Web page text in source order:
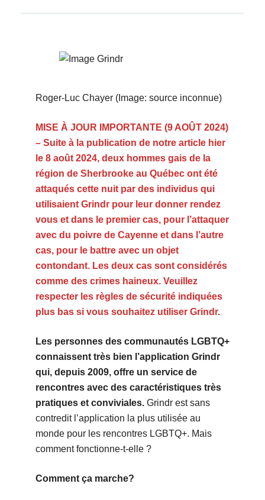
Roger-Luc Chayer (Image: source inconnue)
MISE À JOUR IMPORTANTE (9 AOÛT 2024)
– Suite à la publication de notre article hier
le 8 août 2024, deux hommes gais de la
région de Sherbrooke au Québec ont été
attaqués cette nuit par des individus qui
utilisaient Grindr pour leur donner rendez
vous et dans le premier cas, pour l’attaquer
avec du poivre de Cayenne et dans l’autre
cas, pour le battre avec un objet
contondant. Les deux cas sont considérés
comme des crimes haineux. Veuillez
respecter les règles de sécurité indiquées
plus bas si vous souhaitez utiliser Grindr.
Les personnes des communautés LGBTQ+
connaissent très bien l’application Grindr
qui, depuis 2009, offre un service de
rencontres avec des caractéristiques très
pratiques et conviviales. Grindr est sans
contredit l’application la plus utilisée au
monde pour les rencontres LGBTQ+. Mais
comment fonctionne-t-elle ?
Comment ça marche?